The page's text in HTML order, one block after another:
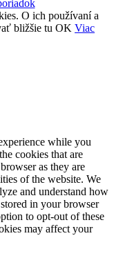
O ich používaní a
bližšie tu OK Viac
while you
cookies that are
as they are
of the website. We
and understand how
in your browser
to opt-out of these
may affect your